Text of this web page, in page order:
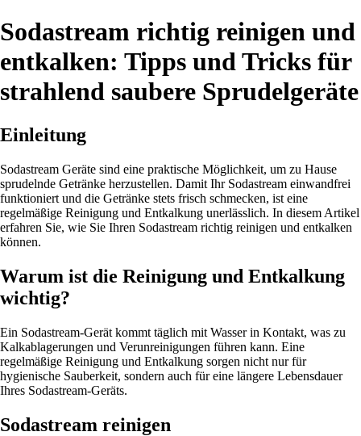
Sodastream richtig reinigen und
entkalken: Tipps und Tricks für
strahlend saubere Sprudelgeräte
Einleitung
Sodastream Geräte sind eine praktische Möglichkeit, um zu Hause
sprudelnde Getränke herzustellen. Damit Ihr Sodastream einwandfrei
funktioniert und die Getränke stets frisch schmecken, ist eine
regelmäßige Reinigung und Entkalkung unerlässlich. In diesem Artikel
erfahren Sie, wie Sie Ihren Sodastream richtig reinigen und entkalken
können.
Warum ist die Reinigung und Entkalkung
wichtig?
Ein Sodastream-Gerät kommt täglich mit Wasser in Kontakt, was zu
Kalkablagerungen und Verunreinigungen führen kann. Eine
regelmäßige Reinigung und Entkalkung sorgen nicht nur für
hygienische Sauberkeit, sondern auch für eine längere Lebensdauer
Ihres Sodastream-Geräts.
Sodastream reinigen